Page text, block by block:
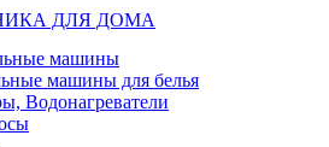
ДЛЯ ДОМА
машины
машины для белья
Водонагреватели